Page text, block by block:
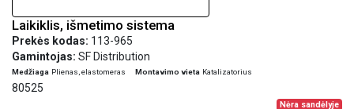
Laikiklis, išmetimo sistema
Prekės kodas: 113-965
Gamintojas: SF Distribution
Medžiaga Plienas, elastomeras Montavimo vieta Katalizatorius
80525
Nėra sandėlyje